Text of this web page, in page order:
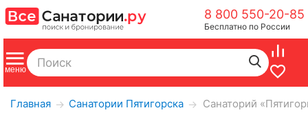
8 800 550-20-85
Бесплатно по России
Главная → Санатории Пятигорска → Санаторий